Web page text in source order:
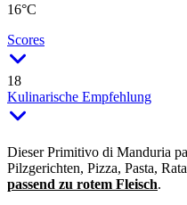
16°C
Scores
18
Kulinarische Empfehlung
Dieser Primitivo di Manduria
Pilzgerichten, Pizza, Pasta,
passend zu rotem Fleisch.